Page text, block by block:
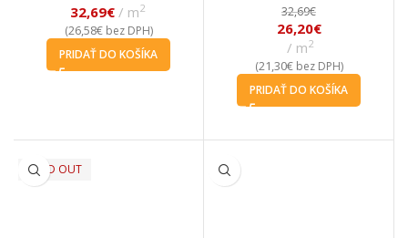
32,69€ m2
(26,58€bez DPH)
PRIDAŤ DO KOŠÍKA
32,69€
26,20€
m2
(21,30€bez DPH)
PRIDAŤ DO KOŠÍKA
SOLD OUT